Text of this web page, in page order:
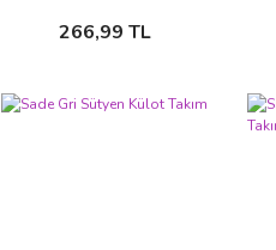
266,99 TL
Sepete Ekle